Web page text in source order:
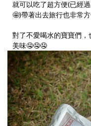
就可以吃了超方便(已經
🤩)帶著出去旅行也非常
對了不愛喝水的寶寶們
美味🤤🤤🤤